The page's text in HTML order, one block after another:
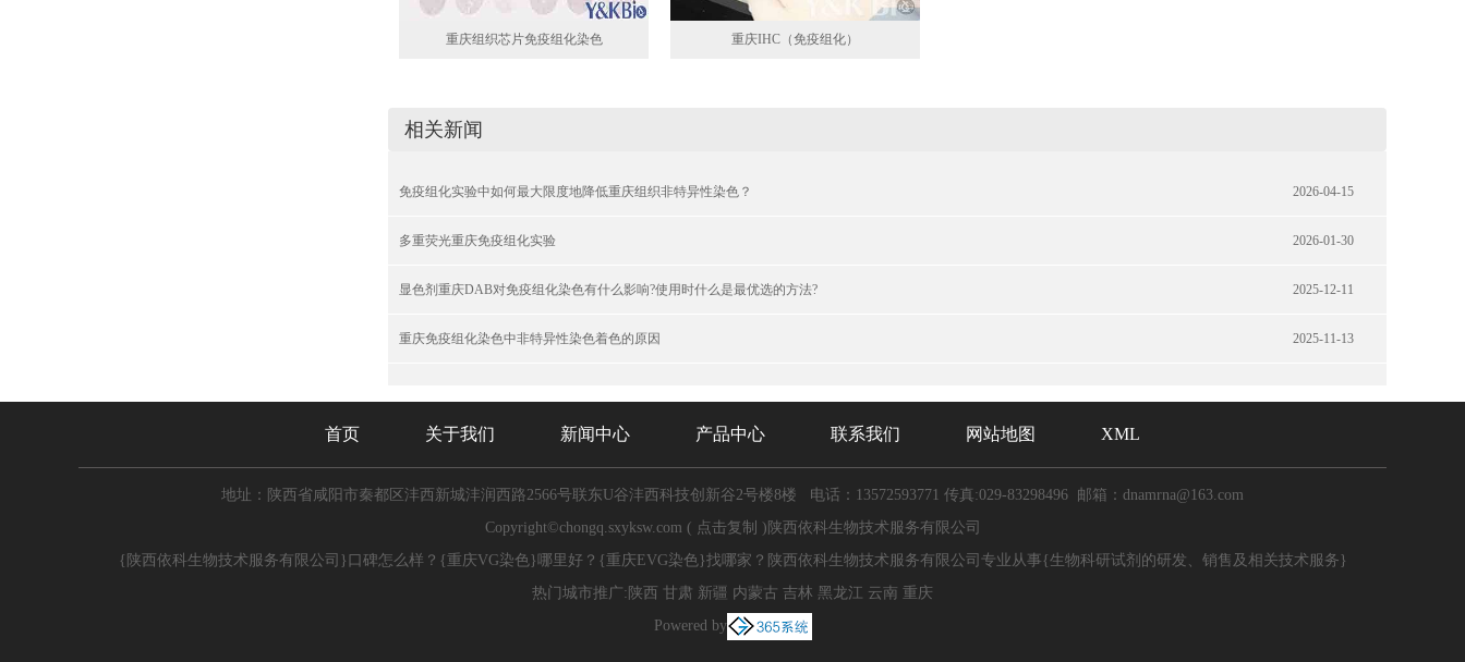
重庆组织芯片免疫组化染色 重庆IHC（免疫组化）
相关新闻
免疫组化实验中如何最大限度地降低重庆组织非特异性染色？ 2026-04-15
多重荧光重庆免疫组化实验 2026-01-30
显色剂重庆DAB对免疫组化染色有什么影响?使用时什么是最优选的方法? 2025-12-11
重庆免疫组化染色中非特异性染色着色的原因 2025-11-13
首页 关于我们 新闻中心 产品中心 联系我们 网站地图 XML
地址：陕西省咸阳市秦都区沣西新城沣润西路2566号联东U谷沣西科技创新谷2号楼8楼 电话：13572593771 传真:029-83298496 邮箱：dnamrna@163.com
Copyright©chongq.sxyksw.com ( 点击复制 )陕西依科生物技术服务有限公司
{陕西依科生物技术服务有限公司}口碑怎么样？{重庆VG染色}哪里好？{重庆EVG染色}找哪家？陕西依科生物技术服务有限公司专业从事{生物科研试剂的研发、销售及相关技术服务}
热门城市推广: 陕西 甘肃 新疆 内蒙古 吉林 黑龙江 云南 重庆
Powered by